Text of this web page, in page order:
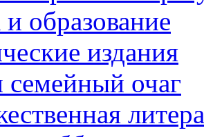
образование
издания
очаг